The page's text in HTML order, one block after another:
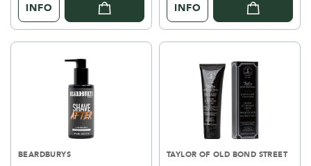
INFO INFO
BEARDBURYS TAYLOR OF OLD BOND STREET